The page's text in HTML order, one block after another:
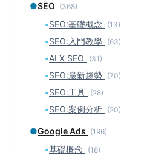
●SEO (368)
▪SEO:基礎概念 (13)
▪SEO:入門教學 (63)
▪AI X SEO (31)
▪SEO:最新趨勢 (70)
▪SEO:工具 (28)
▪SEO:案例分析 (20)
●Google Ads (196)
▪基礎概念 (18)